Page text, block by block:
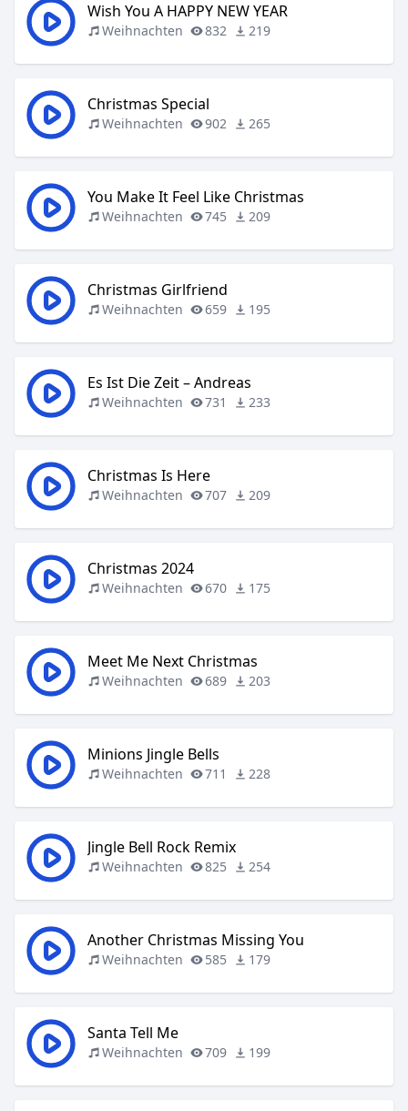
Wish You A HAPPY NEW YEAR
Weihnachten 832 219
Christmas Special
Weihnachten 902 265
You Make It Feel Like Christmas
Weihnachten 745 209
Christmas Girlfriend
Weihnachten 659 195
Es Ist Die Zeit – Andreas
Weihnachten 731 233
Christmas Is Here
Weihnachten 707 209
Christmas 2024
Weihnachten 670 175
Meet Me Next Christmas
Weihnachten 689 203
Minions Jingle Bells
Weihnachten 711 228
Jingle Bell Rock Remix
Weihnachten 825 254
Another Christmas Missing You
Weihnachten 585 179
Santa Tell Me
Weihnachten 709 199